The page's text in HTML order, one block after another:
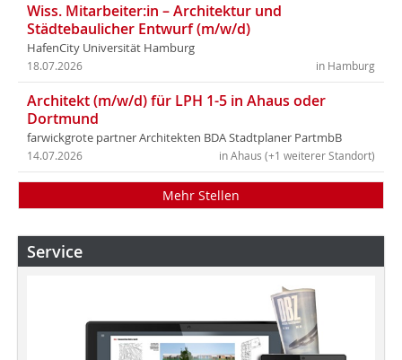
Wiss. Mitarbeiter:in – Architektur und
Städtebaulicher Entwurf (m/w/d)
HafenCity Universität Hamburg
in Hamburg
18.07.2026
Architekt (m/w/d) für LPH 1-5 in Ahaus oder
Dortmund
farwickgrote partner Architekten BDA Stadtplaner PartmbB
in Ahaus (+1 weiterer Standort)
14.07.2026
Mehr Stellen
Service